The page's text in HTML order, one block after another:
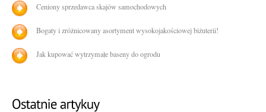
Ceniony sprzedawca skajów samochodowych
Bogaty i zróżnicowany asortyment wysokojakościowej biżuterii!
Jak kupować wytrzymałe baseny do ogrodu